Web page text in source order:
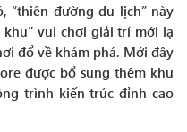
“thiên đường du lịch” này
vui chơi giải trí mới lạ
đổ về khám phá. Mới đây
được bổ sung thêm khu
trình kiến trúc đỉnh cao